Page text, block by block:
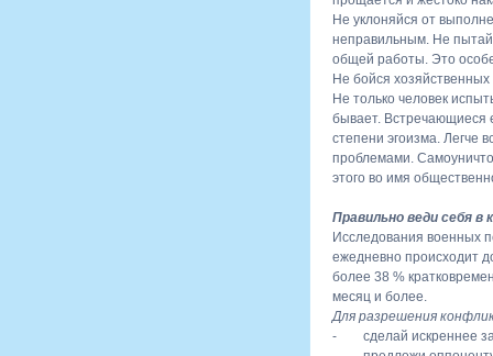
Не уклоняйся от
неправильным. Не
общей работы. Это
Не бойся
Не только человек
бывает. Встречающиеся
степени эгоизма. Легче
проблемами.
этого во имя
Правильно веди себя
Исследования военных
ежедневно происходит
более 38 %
месяц и более.
Для разрешения
- сделай искреннее